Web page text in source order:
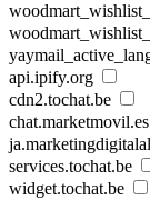
api.ipify.org
cdn2.tochat.be
chat.marketmovil.es
services.tochat.be
widget.tochat.be